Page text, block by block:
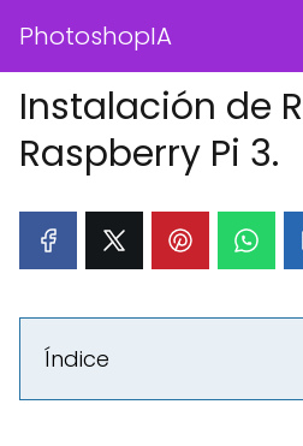
PhotoshopIA
Instalación de
Raspberry Pi 3.
Índice